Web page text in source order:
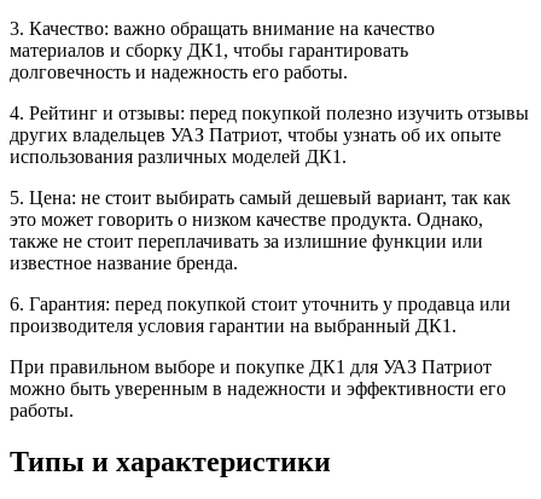
3. Качество: важно обращать внимание на качество
материалов и сборку ДК1, чтобы гарантировать
долговечность и надежность его работы.
4. Рейтинг и отзывы: перед покупкой полезно изучить отзывы
других владельцев УАЗ Патриот, чтобы узнать об их опыте
использования различных моделей ДК1.
5. Цена: не стоит выбирать самый дешевый вариант, так как
это может говорить о низком качестве продукта. Однако,
также не стоит переплачивать за излишние функции или
известное название бренда.
6. Гарантия: перед покупкой стоит уточнить у продавца или
производителя условия гарантии на выбранный ДК1.
При правильном выборе и покупке ДК1 для УАЗ Патриот
можно быть уверенным в надежности и эффективности его
работы.
Типы и характеристики